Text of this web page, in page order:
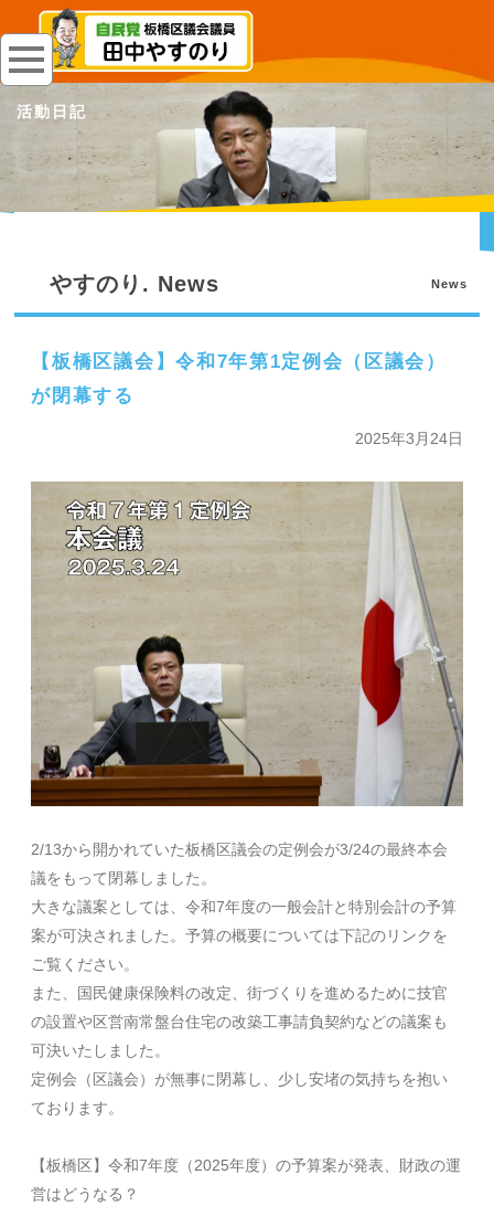
活動日記
やすのり. News News
【板橋区議会】令和7年第1定例会（区議会）
が閉幕する
2025年3月24日
2/13から開かれていた板橋区議会の定例会が3/24の最終本会
議をもって閉幕しました。
大きな議案としては、令和7年度の一般会計と特別会計の予算
案が可決されました。予算の概要については下記のリンクを
ご覧ください。
また、国民健康保険料の改定、街づくりを進めるために技官
の設置や区営南常盤台住宅の改築工事請負契約などの議案も
可決いたしました。
定例会（区議会）が無事に閉幕し、少し安堵の気持ちを抱い
ております。
【板橋区】令和7年度（2025年度）の予算案が発表、財政の運
営はどうなる？